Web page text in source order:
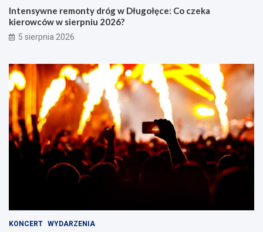
Intensywne remonty dróg w Długołęce: Co czeka
kierowców w sierpniu 2026?
5 sierpnia 2026
KONCERT WYDARZENIA